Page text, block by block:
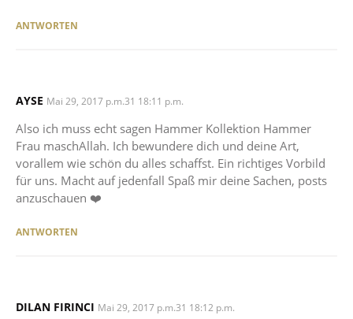
ANTWORTEN
AYSE SAYS:
Mai 29, 2017 p.m.31 18:11 p.m.
Also ich muss echt sagen Hammer Kollektion Hammer
Frau maschAllah. Ich bewundere dich und deine Art,
vorallem wie schön du alles schaffst. Ein richtiges Vorbild
für uns. Macht auf jedenfall Spaß mir deine Sachen, posts
anzuschauen ❤️
ANTWORTEN
DILAN FIRINCI SAYS:
Mai 29, 2017 p.m.31 18:12 p.m.